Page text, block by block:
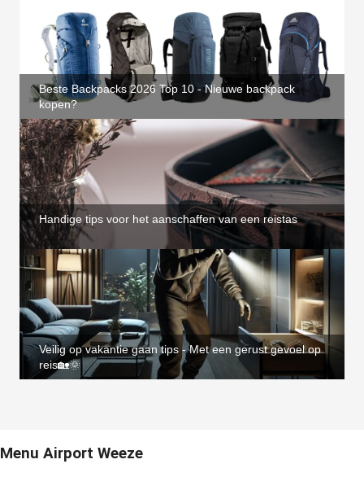
Beste Backpacks 2026 Top 10 - Nieuwe backpack
kopen?
Handige tips voor het aanschaffen van een reistas
Veilig op vakantie gaan tips - Met een gerust gevoel op
reis🏡🌞
Menu Airport Weeze